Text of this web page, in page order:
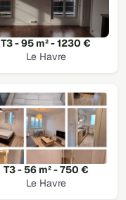
T3 - 95 m² - 1230 €
Le Havre
T3 - 56 m² - 750 €
Le Havre